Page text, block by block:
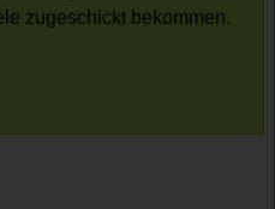
zugeschickt bekommen.